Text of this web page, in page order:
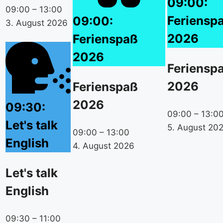
09:00 – 13:00
3. August 2026
09:30:
Let's talk
English
Let's talk
English
09:30 – 11:00
09:00:
Ferienspaß
2026
Ferienspaß
2026
09:00 – 13:00
4. August 2026
2026
2026
09:00 –
5. August